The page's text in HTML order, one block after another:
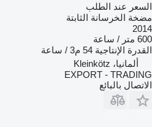
السعر عند الطلب
مضخة الخرسانة الثابتة
2014
600 متر / ساعة
القدرة الإنتاجية 54 م3 / ساعة
ألمانيا، Kleinkötz
EXPORT - TRADING
الاتصال بالبائع